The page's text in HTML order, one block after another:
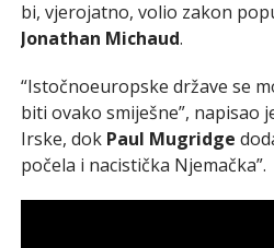
bi, vjerojatno, volio zakon
Jonathan Michaud.
“Istočnoeuropske države se
biti ovako smiješne”, napisao
Irske, dok Paul Mugridge
počela i nacistička Njemačka”.